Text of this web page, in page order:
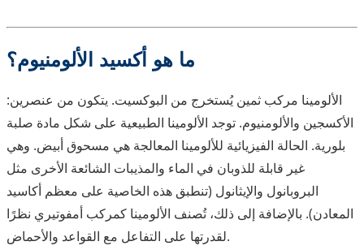
ما هو أكسيد الألومنيوم؟
الألومينا مركب ثمين يُستخرج من البوكسيت. يتكون من عنصرين:
الأكسجين والألومنيوم. توجد الألومينا الطبيعية على شكل مادة صلبة
بلورية. الحالة الفيزيائية للألومينا المعالجة هي مسحوق أبيض. وهي
غير قابلة للذوبان في الماء والمذيبات الشائعة الأخرى مثل
البروبانول والإيثانول (تنطبق هذه الخاصية على معظم أكاسيد
المعادن). بالإضافة إلى ذلك، تُصنف الألومينا كمركب أمفوتيري نظرًا
لقدرتها على التفاعل مع القواعد والأحماض.